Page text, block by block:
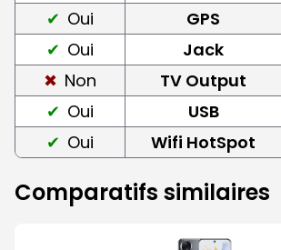
Oui
GPS
Oui
Jack
Non
TV Output
Oui
USB
Oui
Wifi HotSpot
Comparatifs similaires